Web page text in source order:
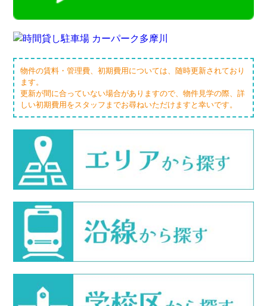
物件の賃料・管理費、初期費用については、随時更新されており
ます。
更新が間に合っていない場合がありますので、物件見学の際、詳
しい初期費用をスタッフまでお尋ねいただけますと幸いです。